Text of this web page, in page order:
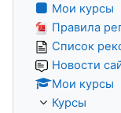
Мои курсы
Правила
Список
Новости
Мои курсы
Курсы